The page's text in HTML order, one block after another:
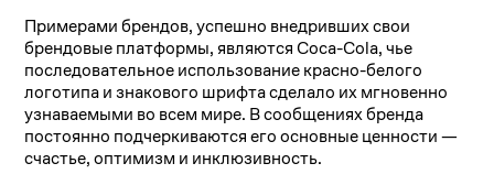
Примерами брендов, успешно внедривших свои
брендовые платформы, являются Coca-Cola, чье
последовательное использование красно-белого
логотипа и знакового шрифта сделало их мгновенно
узнаваемыми во всем мире. В сообщениях бренда
постоянно подчеркиваются его основные ценности —
счастье, оптимизм и инклюзивность.